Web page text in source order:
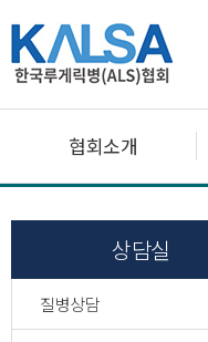
협회소개
상담실
질병상담